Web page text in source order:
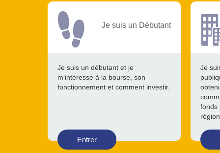
Je suis un Débutant
Je suis un débutant et je
m’intéresse à la bourse, son
fonctionnement et comment investir.
Entrer
Je
fonds